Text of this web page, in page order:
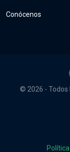
Conócenos
© 2026 - Todos